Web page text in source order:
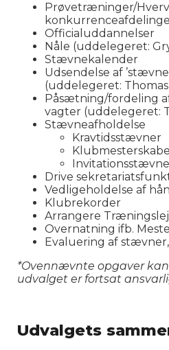
Prøvetræninger/
Officialuddannelser
Nåle (uddelegeret:
Stævnekalender
Udsendelse af
(uddelegeret:
Påsætning/fordeling
vagter (uddelegeret:
Stævneafholdelse
Kravtidsstævner
Drive
Vedligeholdelse af
Klubrekorder
Arrangere
Overnatning ifb.
Evaluering af
*Ovennævnte opgaver
udvalget er fortsat
Udvalgets